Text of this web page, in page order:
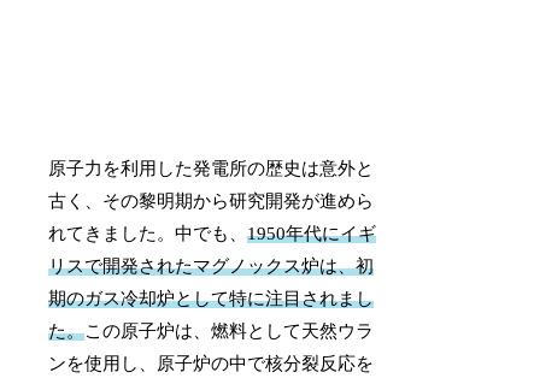
原子力を利用した発電所の歴史は意外と
古く、その黎明期から研究開発が進めら
れてきました。中でも、1950年代にイギ
リスで開発されたマグノックス炉は、初
期のガス冷却炉として特に注目されまし
た。この原子炉は、燃料として天然ウラ
ンを使用し、原子炉の中で核分裂反応を